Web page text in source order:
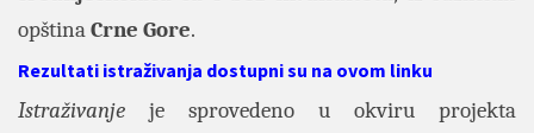
opštinaCrne Gore.
Rezultati istraživanja dostupni su na ovom linku
Istraživanje je sprovedeno u okviru projekta